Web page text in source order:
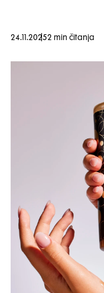
24.11.20252 min čitanja